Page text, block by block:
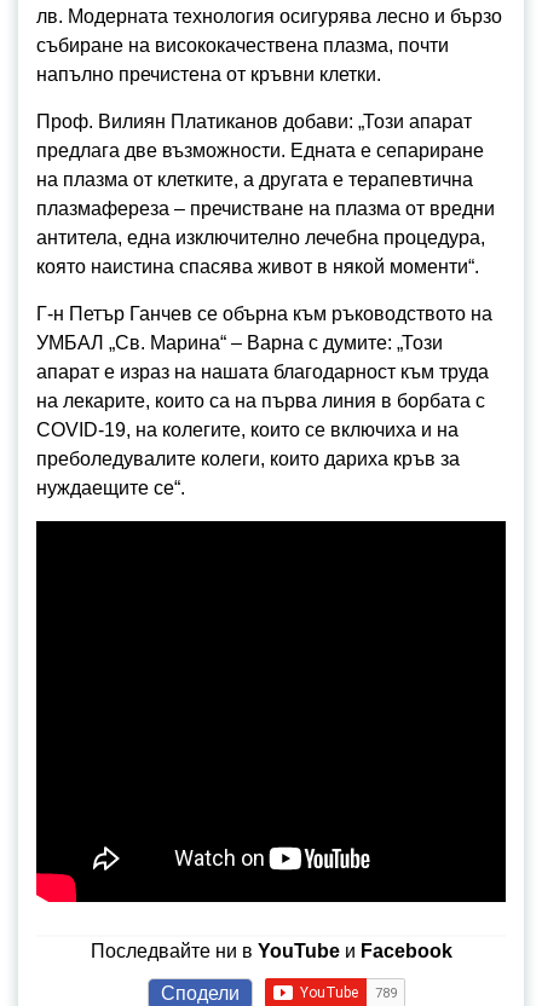
лв. Модерната технология осигурява лесно и бързо
събиране на висококачествена плазма, почти
напълно пречистена от кръвни клетки.
Проф. Вилиян Платиканов добави: „Този апарат
предлага две възможности. Едната е сепариране
на плазма от клетките, а другата е терапевтична
плазмафереза – пречистване на плазма от вредни
антитела, една изключително лечебна процедура,
която наистина спасява живот в някой моменти“.
Г-н Петър Ганчев се обърна към ръководството на
УМБАЛ „Св. Марина“ – Варна с думите: „Този
апарат е израз на нашата благодарност към труда
на лекарите, които са на първа линия в борбата с
COVID-19, на колегите, които се включиха и на
преболедувалите колеги, които дариха кръв за
нуждаещите се“.
Последвайте ни в YouTubeи Facebook
Сподели